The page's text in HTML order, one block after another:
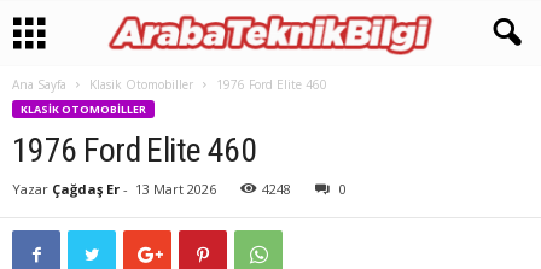
Ana Sayfa Klasik Otomobiller 1976 Ford Elite 460
KLASIK OTOMOBILLER
1976 Ford Elite 460
Yazar Çağdaş Er - 13 Mart 2026 4248 0